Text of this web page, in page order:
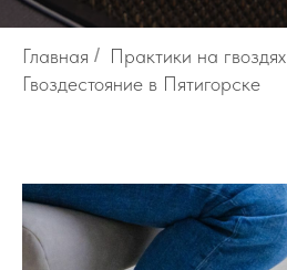
Главная / Практики на гвоздях
Гвоздестояние в Пятигорске